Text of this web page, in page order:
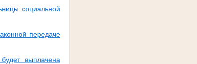
социальной
передаче
выплачена